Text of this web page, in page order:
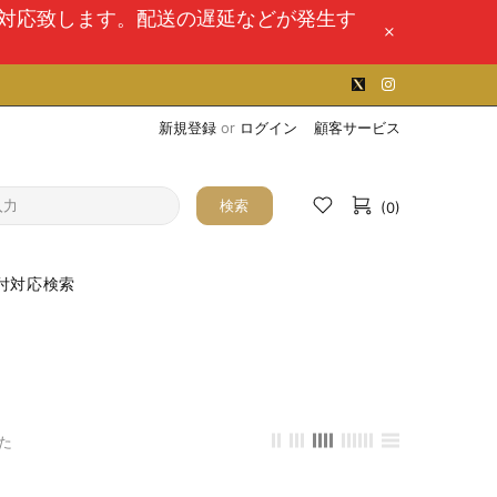
応致します。配送の遅延などが発生す
新規登録 or ログイン 顧客サービス
検索 (0)
対応検索